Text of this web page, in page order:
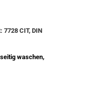
7728 CIT, DIN
waschen,